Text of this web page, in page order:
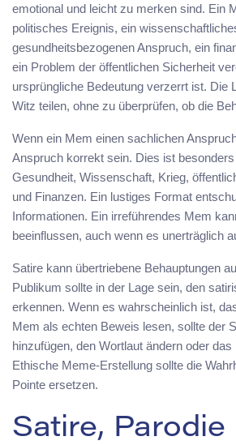
emotional und leicht zu merken sind. Ein
politisches Ereignis, ein
gesundheitsbezogenen Anspruch, ein
ein Problem der öffentlichen Sicherheit
ursprüngliche Bedeutung verzerrt ist. Die
Witz teilen, ohne zu überprüfen, ob die
Wenn ein Mem einen sachlichen
Anspruch korrekt sein. Dies ist
Gesundheit, Wissenschaft, Krieg,
und Finanzen. Ein lustiges Format
Informationen. Ein irreführendes Mem
beeinflussen, auch wenn es unerträglich
Satire kann übertriebene Behauptungen
Publikum sollte in der Lage sein, den
erkennen. Wenn es wahrscheinlich ist,
Mem als echten Beweis lesen, sollte der
hinzufügen, den Wortlaut ändern oder
Ethische Meme-Erstellung sollte die
Pointe ersetzen.
Satire, Parodie